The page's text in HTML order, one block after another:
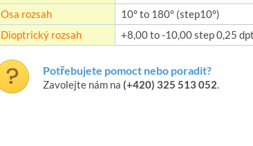
Osa rozsah
10° to 180° (step10°)
Dioptrický rozsah
+8,00 to -10,00 step 0,25
Potřebujete pomoct nebo poradit?
Zavolejte nám na (+420) 325 513 052.